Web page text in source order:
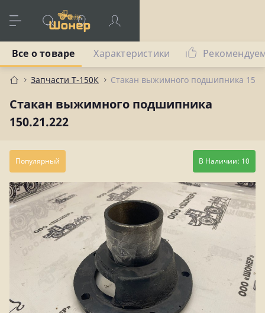
Запчасти Т-150К Стакан выжимного подшипника
Стакан выжимного подшипника
150.21.222
Все о товаре Характеристики
Популярный В Наличии: 10